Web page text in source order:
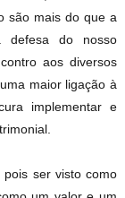
são mais do que a
defesa do nosso
aos diversos
maior ligação à
implementar e
ser visto como